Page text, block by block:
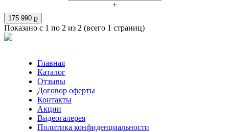
+
175 990 ք
Показано с 1 по 2 из 2 (всего 1 страниц)
Главная
Каталог
Отзывы
Договор оферты
Контакты
Акции
Видеогалерея
Политика конфиденциальности